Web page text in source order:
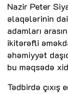
Nazir Peter
əlaqələrinin
adamları
ikitərəfli
əhəmiyyət
bu məqsədə
Tədbirdə çıxış